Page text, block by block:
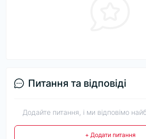
Питання та відповіді
Додайте питання, і ми відповімо
+ Додати питання